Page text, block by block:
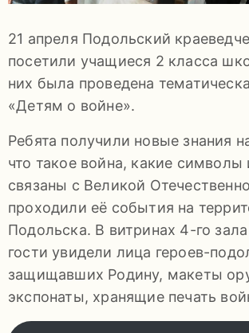
(4967)
55-
34
pdls_mukpmuzey@mosreg.ru
Заявление
конфиденциальности
21 апреля Подольский
посетили учащиеся 2 класса
них была проведена
«Детям о войне».
Ребята получили новые знания
что такое война, какие символы
связаны с Великой
проходили её события на
Подольска. В витринах 4-го
гости увидели лица героев-
защищавших Родину, макеты
экспонаты, хранящие печать